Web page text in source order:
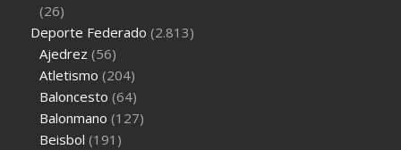
(26)
Deporte Federado (2.813)
Ajedrez (56)
Atletismo (204)
Baloncesto (64)
Balonmano (127)
Beisbol (191)